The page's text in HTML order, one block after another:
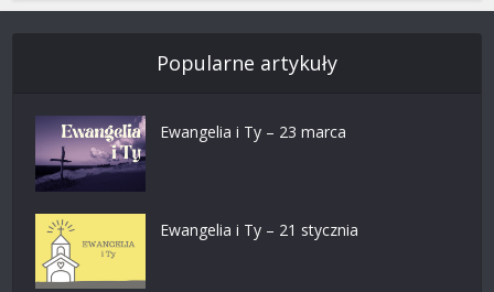
Popularne artykuły
Ewangelia i Ty – 23 marca
Ewangelia i Ty – 21 stycznia